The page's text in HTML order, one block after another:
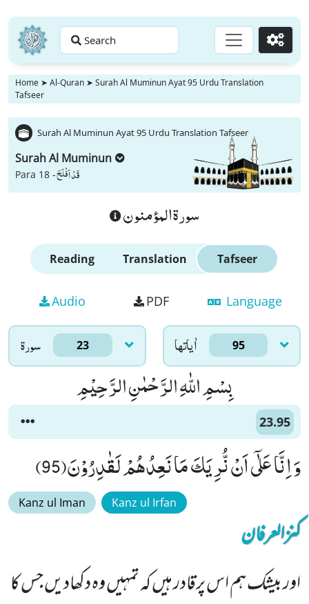
Search Go
Home ➤ Al-Quran ➤ Surah Al Muminun Ayat 95 Urdu Translation
Tafseer
Surah Al Muminun Ayat 95 Urdu Translation Tafseer
Surah Al Muminun
Para 18 -قَدْ اَفْلَحَ
سورة المؤمنون
Reading Translation Tafseer
Audio PDF Language
سورۃ 23 اٰياتها 95
بِسْمِ اللّٰهِ الرَّحْمٰنِ الرَّحِیْمِ
23.95
وَ اِنَّا عَلٰۤى اَنْ نُّرِیَكَ مَا نَعِدُهُمْ لَقٰدِرُوْنَ(95)
Kanz ul Iman Kanz ul Irfan
کنزالعرفان
اور بیشک ہم اس پرقادر ہیں کہ تمہیں وہ دکھادیں جس کا